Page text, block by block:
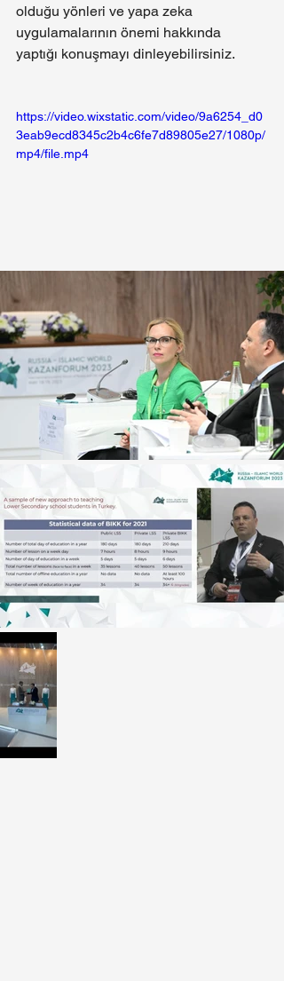
olduğu yönleri ve yapa zeka
uygulamalarının önemi hakkında
yaptığı konuşmayı dinleyebilirsiniz.
https://video.wixstatic.com/video/9a6254_d0
3eab9ecd8345c2b4c6fe7d89805e27/1080p/
mp4/file.mp4